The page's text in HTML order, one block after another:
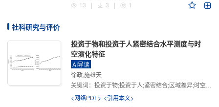
13
| 3 | 1
社科研究与评价
投资于物和投资于人紧密结合水平测度与时
空演化特征
AI导读
徐政,施雄天
关键词： 投资于物;投资于人;紧密结合;区域差异;时空演化
<网络PDF> <引用本文>